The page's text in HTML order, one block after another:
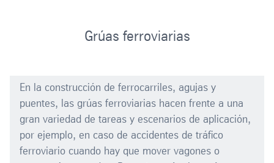
Grúas ferroviarias
En la construcción de ferrocarriles, agujas y
puentes, las grúas ferroviarias hacen frente a una
gran variedad de tareas y escenarios de aplicación,
por ejemplo, en caso de accidentes de tráfico
ferroviario cuando hay que mover vagones o